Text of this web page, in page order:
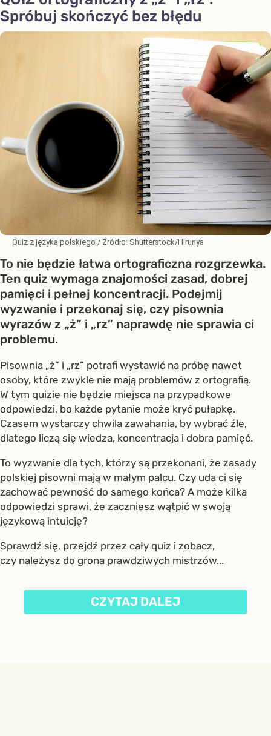
Spróbuj skończyć bez błędu
Quiz z języka polskiego / Źródło: Shutterstock/Hirunya
To nie będzie łatwa ortograficzna rozgrzewka.
Ten quiz wymaga znajomości zasad, dobrej
pamięci i pełnej koncentracji. Podejmij
wyzwanie i przekonaj się, czy pisownia
wyrazów z „ż” i „rz” naprawdę nie sprawia ci
problemu.
Pisownia „ż” i „rz” potrafi wystawić na próbę nawet
osoby, które zwykle nie mają problemów z ortografią.
W tym quizie nie będzie miejsca na przypadkowe
odpowiedzi, bo każde pytanie może kryć pułapkę.
Czasem wystarczy chwila zawahania, by wybrać źle,
dlatego liczą się wiedza, koncentracja i dobra pamięć.
To wyzwanie dla tych, którzy są przekonani, że zasady
polskiej pisowni mają w małym palcu. Czy uda ci się
zachować pewność do samego końca? A może kilka
odpowiedzi sprawi, że zaczniesz wątpić w swoją
językową intuicję?
Sprawdź się, przejdź przez cały quiz i zobacz,
czy należysz do grona prawdziwych mistrzów...
CZYTAJ DALEJ